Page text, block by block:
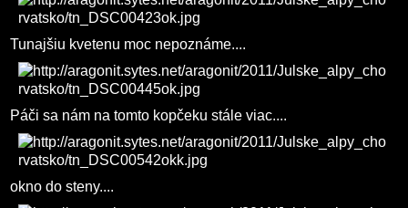
Tunajšiu kvetenu moc nepoznáme....
Páči sa nám na tomto kopčeku stále viac....
okno do steny....